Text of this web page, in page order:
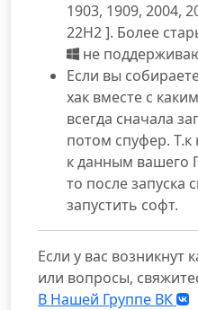
1903, 1909, 2004,
22H2 ]. Более
не
Если вы
хак вместе с
всегда сначала
потом спуфер.
к данным вашего
то после запуска
запустить софт.
Если у вас возникнут
или вопросы,
В Нашей Группе ВК